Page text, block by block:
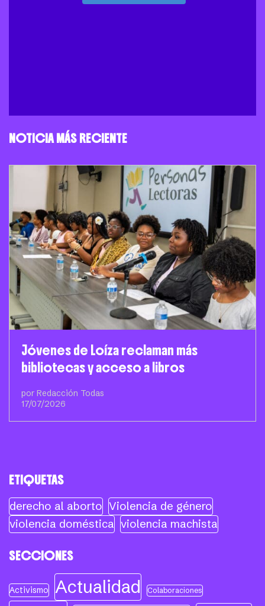
NOTICIA MÁS RECIENTE
Jóvenes de Loíza reclaman más
bibliotecas y acceso a libros
por Redacción Todas
17/07/2026
ETIQUETAS
derecho al aborto Violencia de género
violencia doméstica violencia machista
SECCIONES
Activismo Actualidad Colaboraciones